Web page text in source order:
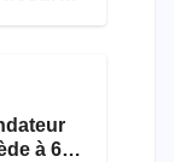
à 69